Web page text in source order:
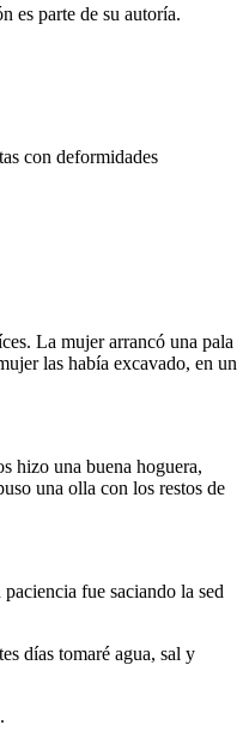
es parte de su autoría.
con deformidades
La mujer arrancó una pala
las había excavado, en un
hizo una buena hoguera,
una olla con los restos de
fue saciando la sed
días tomaré agua, sal y